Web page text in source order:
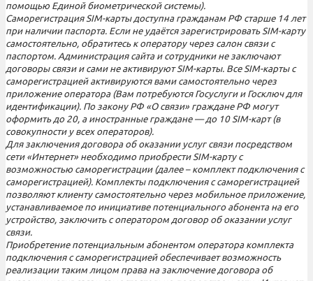
помощью Единой биометрической системы).
Саморегистрация SIM-карты доступна гражданам РФ старше 14 лет
при наличии паспорта. Если не удаётся зарегистрировать SIM-карту
самостоятельно, обратитесь к оператору через салон связи с
паспортом. Администрация сайта и сотрудники не заключают
договоры связи и сами не активируют SIM-карты. Все SIM-карты с
саморегистрацией активируются вами самостоятельно через
приложение оператора (Вам потребуются Госуслуги и Госключ для
идентификации). По закону РФ «О связи» граждане РФ могут
оформить до 20, а иностранные граждане — до 10 SIM-карт (в
совокупности у всех операторов).
Для заключения договора об оказании услуг связи посредством
сети «Интернет» необходимо приобрести SIM-карту с
возможностью саморегистрации (далее – комплект подключения с
саморегистрацией). Комплекты подключения с саморегистрацией
позволяют клиенту самостоятельно через мобильное приложение,
устанавливаемое по инициативе потенциального абонента на его
устройство, заключить с оператором договор об оказании услуг
связи.
Приобретение потенциальным абонентом оператора комплекта
подключения с саморегистрацией обеспечивает возможность
реализации таким лицом права на заключение договора об